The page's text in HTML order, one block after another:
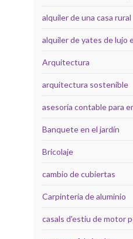
alquiler de una casa rural
alquiler de yates de lujo
Arquitectura
arquitectura sostenible
asesoría contable para
Banquete en el jardín
Bricolaje
cambio de cubiertas
Carpintería de aluminio
casals d'estiu de motor